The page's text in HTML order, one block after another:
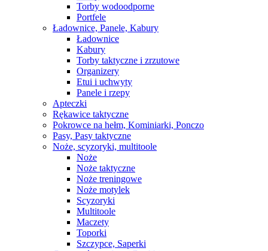
Torby wodoodporne
Portfele
Ładownice, Panele, Kabury
Ładownice
Kabury
Torby taktyczne i zrzutowe
Organizery
Etui i uchwyty
Panele i rzepy
Apteczki
Rękawice taktyczne
Pokrowce na hełm, Kominiarki, Ponczo
Pasy, Pasy taktyczne
Noże, scyzoryki, multitoole
Noże
Noże taktyczne
Noże treningowe
Noże motylek
Scyzoryki
Multitoole
Maczety
Toporki
Szczypce, Saperki